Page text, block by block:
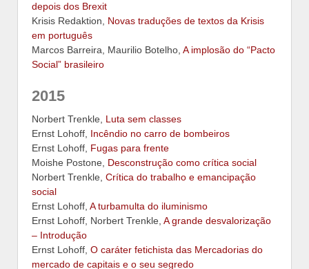
depois dos Brexit
Krisis Redaktion, Novas traduções de textos da Krisis
em português
Marcos Barreira, Maurilio Botelho, A implosão do “Pacto
Social” brasileiro
2015
Norbert Trenkle, Luta sem classes
Ernst Lohoff, Incêndio no carro de bombeiros
Ernst Lohoff, Fugas para frente
Moishe Postone, Desconstrução como crítica social
Norbert Trenkle, Crítica do trabalho e emancipação
social
Ernst Lohoff, A turbamulta do iluminismo
Ernst Lohoff, Norbert Trenkle, A grande desvalorização
– Introdução
Ernst Lohoff, O caráter fetichista das Mercadorias do
mercado de capitais e o seu segredo